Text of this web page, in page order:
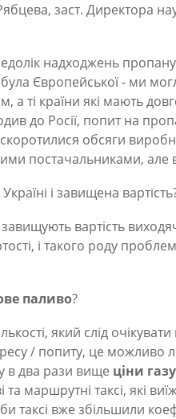
заст. Директора
надходжень пропану з
Європейської - ми
ті країни які мають
до Росії, попит на
обсяги
постачальниками, але
і завищена
вартість
і такого роду
паливо?
який слід
/ попиту, це можливо
в два рази вище ціни газу
маршрутні таксі, які
таксі вже збільшили